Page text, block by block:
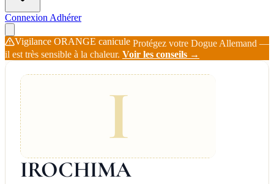
Connexion Adhérer
Vigilance ORANGE canicule Protégez votre Dogue Allemand —
il est très sensible à la chaleur. Voir les conseils →
I
IROCHIMA